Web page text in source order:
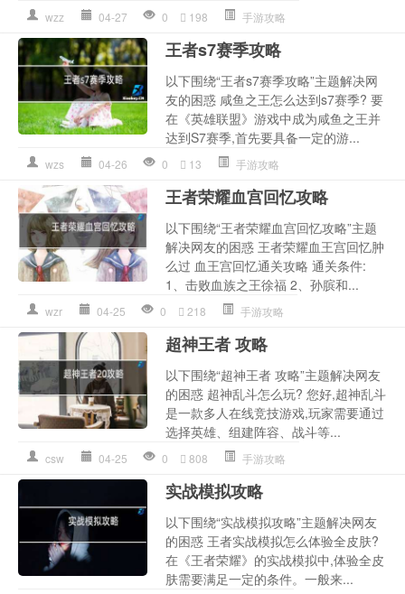
wzz 04-27 0 198 手游攻略
王者s7赛季攻略
以下围绕“王者s7赛季攻略”主题解决网
友的困惑 咸鱼之王怎么达到s7赛季? 要
在《英雄联盟》游戏中成为咸鱼之王并
达到S7赛季,首先要具备一定的游...
wzs 04-26 0 13 手游攻略
王者荣耀血宫回忆攻略
以下围绕“王者荣耀血宫回忆攻略”主题
解决网友的困惑 王者荣耀血王宫回忆肿
么过 血王宫回忆通关攻略 通关条件:
1、击败血族之王徐福 2、孙膑和...
wzr 04-25 0 218 手游攻略
超神王者 攻略
以下围绕“超神王者 攻略”主题解决网友
的困惑 超神乱斗怎么玩? 您好,超神乱斗
是一款多人在线竞技游戏,玩家需要通过
选择英雄、组建阵容、战斗等...
csw 04-25 0 808 手游攻略
实战模拟攻略
以下围绕“实战模拟攻略”主题解决网友
的困惑 王者实战模拟怎么体验全皮肤?
在《王者荣耀》的实战模拟中,体验全皮
肤需要满足一定的条件。一般来...